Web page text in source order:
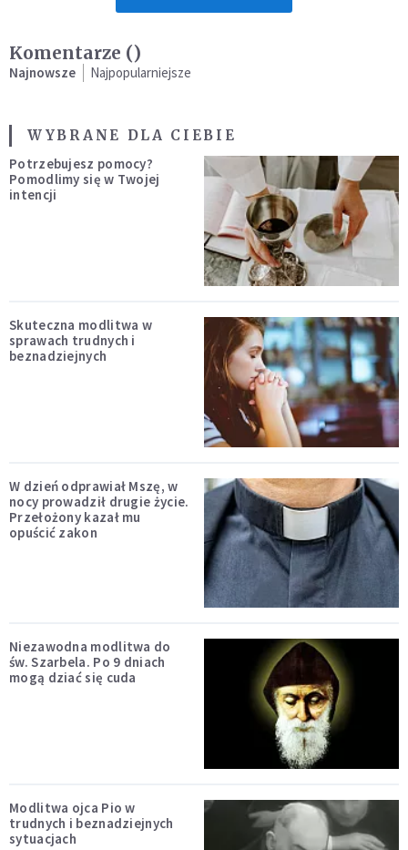
Komentarze ()
Najnowsze Najpopularniejsze
WYBRANE DLA CIEBIE
Potrzebujesz pomocy?
Pomodlimy się w Twojej
intencji
Skuteczna modlitwa w
sprawach trudnych i
beznadziejnych
W dzień odprawiał Mszę, w
nocy prowadził drugie życie.
Przełożony kazał mu
opuścić zakon
Niezawodna modlitwa do
św. Szarbela. Po 9 dniach
mogą dziać się cuda
Modlitwa ojca Pio w
trudnych i beznadziejnych
sytuacjach